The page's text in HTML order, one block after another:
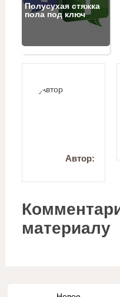
Полусухая стяжка
пола под ключ
Автор:
материалу